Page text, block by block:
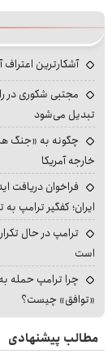
آشکارترین اعتراف
مجتبی شکوری در
تبدیل می‌شود
چگونه به «جنگ
خارجه آمریکا
فراخوان دریافت
ایران؛ کفگیر ترامپ
ترامپ در حال
است
چرا ترامپ حمله
«توافق» چیست؟
مطالب پیشنهادی